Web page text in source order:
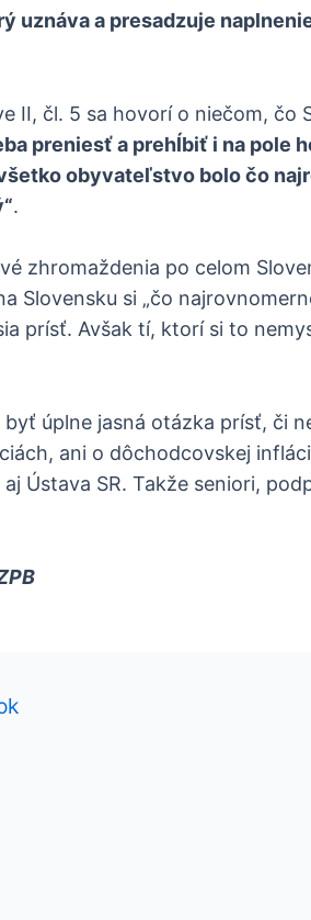
uznáva a presadzuje
II, čl. 5 sa hovorí o niečom, čo
preniesť a prehĺbiť i na pole
obyvateľstvo bolo čo
.
zhromaždenia po celom
Slovensku si „čo
prísť. Avšak tí, ktorí si to
úplne jasná otázka prísť, či
ani o dôchodcovskej
Ústava SR. Takže seniori,